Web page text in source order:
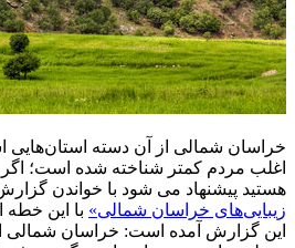
خراسان شمالی از آن دسته
اغلب مردم کمتر شناخته شده است؛
هستید پیشنهاد می شود با خواندن
زیبایی‌های خراسان شمالی» با این خطه
این گزارش آمده است: خراسان شمالی